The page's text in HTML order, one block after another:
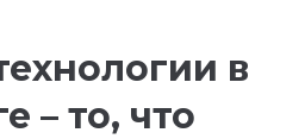
в
– то, что